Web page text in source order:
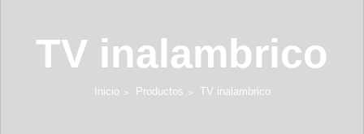
TV inalambrico
Inicio Productos TV inalambrico